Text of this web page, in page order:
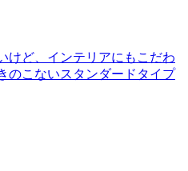
けど、インテリアにもこだわ
のこないスタンダードタイプ